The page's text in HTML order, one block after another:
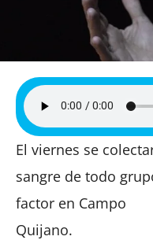
El viernes se
sangre de todo
factor en Campo
Quijano.